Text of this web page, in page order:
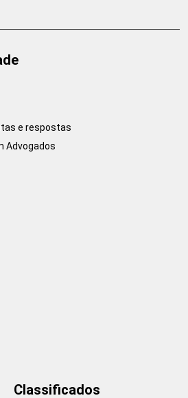
e respostas
Advogados
Classificados